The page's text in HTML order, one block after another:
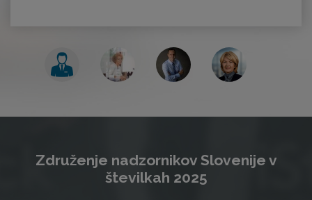
Združenje nadzornikov Slovenije v
številkah 2025